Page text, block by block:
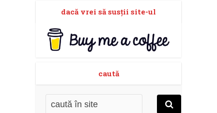
dacă vrei să susţii site-ul
caută